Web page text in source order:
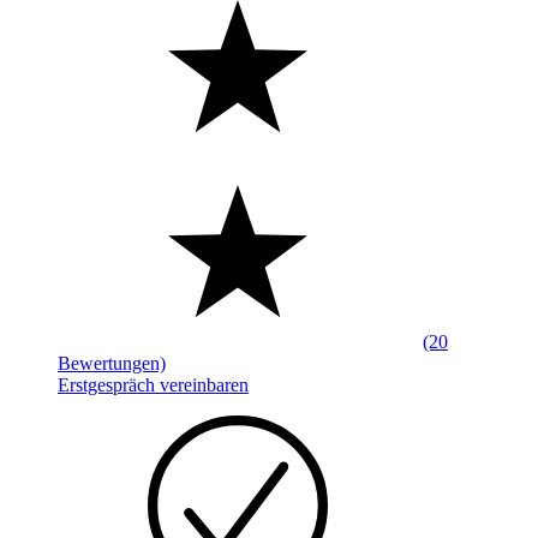
(20
Bewertungen)
Erstgespräch vereinbaren